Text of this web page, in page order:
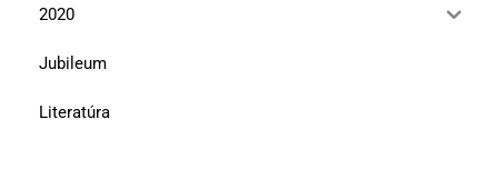
2020
Jubileum
Literatúra